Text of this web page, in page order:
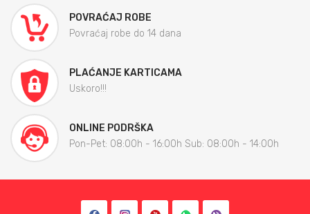
POVRAĆAJ ROBE
Povraćaj robe do 14 dana
PLAĆANJE KARTICAMA
Uskoro!!!
ONLINE PODRŠKA
Pon-Pet: 08:00h - 16:00h Sub: 08:00h - 14:00h